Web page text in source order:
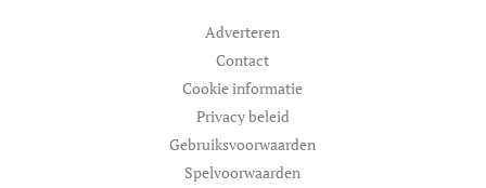
Adverteren
Contact
Cookie informatie
Privacy beleid
Gebruiksvoorwaarden
Spelvoorwaarden